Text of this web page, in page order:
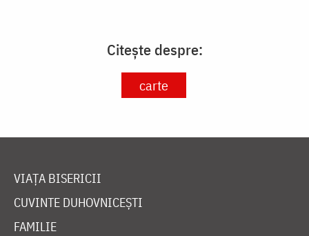
Citește despre:
carte
VIAȚA BISERICII
CUVINTE DUHOVNICEȘTI
FAMILIE